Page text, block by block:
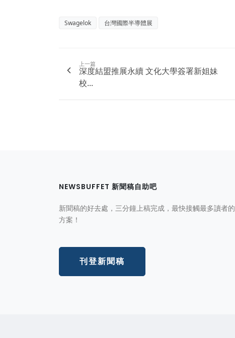
Swagelok 台灣國際半導體展
上一篇
深度結盟推展永續 文化大學簽署新姐妹
校...
NEWSBUFFET 新聞稿自助吧
新聞稿的好去處，三分鐘上稿完成，最快接觸最多讀者的
方案！
刊登新聞稿